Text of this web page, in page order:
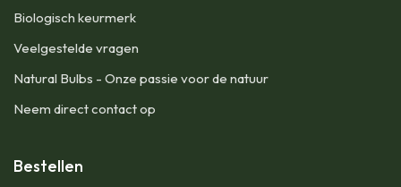
Biologisch keurmerk
Veelgestelde vragen
Natural Bulbs - Onze passie voor de natuur
Neem direct contact op
Bestellen